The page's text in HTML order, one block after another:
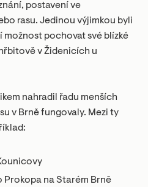
postavení ve
rasu. Jedinou výjimkou byli
možnost pochovat své blízké
v Židenicích u
nahradil řadu menších
v Brně fungovaly. Mezi ty
Prokopa na Starém Brně